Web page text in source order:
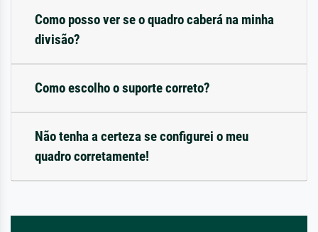
Como posso ver se o quadro caberá na minha
divisão?
Como escolho o suporte correto?
Não tenha a certeza se configurei o meu
quadro corretamente!